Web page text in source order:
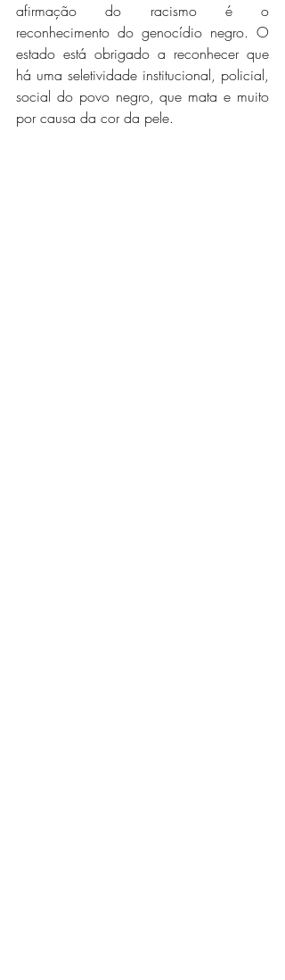
afirmação do racismo é o
reconhecimento do genocídio negro. O
estado está obrigado a reconhecer que
há uma seletividade institucional, policial,
social do povo negro, que mata e muito
por causa da cor da pele.